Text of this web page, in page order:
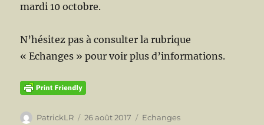
mardi 10 octobre.
N’hésitez pas à consulter la rubrique
« Echanges » pour voir plus d’informations.
Auteur
PatrickLR
Publié
26 août 2017 Catégories
Echanges